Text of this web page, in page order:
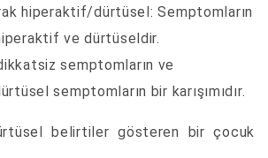
hiperaktif/dürtüsel: Semptomların
ve dürtüseldir.
semptomların ve
semptomların bir karışımıdır.
belirtiler gösteren bir çocuk